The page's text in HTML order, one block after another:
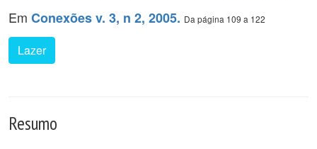
Em Conexões v. 3, n 2, 2005. Da página 109 a 122
Lazer
Resumo